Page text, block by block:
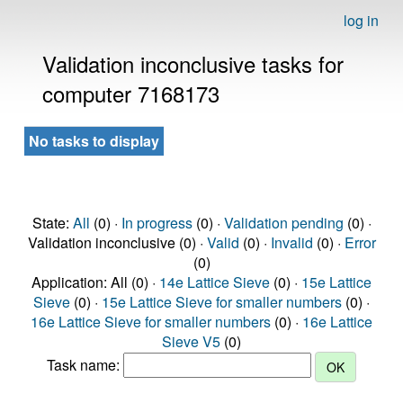
log in
Validation inconclusive tasks for
computer 7168173
No tasks to display
State: All (0) · In progress(0) · Validation pending (0) ·
Validation inconclusive (0) · Valid (0) · Invalid (0) · Error
(0)
Application: All (0) · 14e Lattice Sieve (0) · 15e Lattice
Sieve (0) · 15e Lattice Sieve for smaller numbers (0) ·
16e Lattice Sieve for smaller numbers (0) · 16e Lattice
Sieve V5 (0)
Task name: